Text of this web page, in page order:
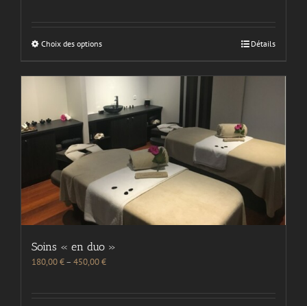
Choix des options Détails
Soins « en duo »
180,00€– 450,00€